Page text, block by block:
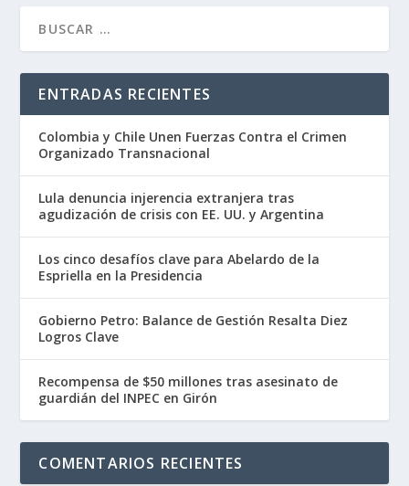
ENTRADAS RECIENTES
Colombia y Chile Unen Fuerzas Contra el Crimen
Organizado Transnacional
Lula denuncia injerencia extranjera tras
agudización de crisis con EE. UU. y Argentina
Los cinco desafíos clave para Abelardo de la
Espriella en la Presidencia
Gobierno Petro: Balance de Gestión Resalta Diez
Logros Clave
Recompensa de $50 millones tras asesinato de
guardián del INPEC en Girón
COMENTARIOS RECIENTES